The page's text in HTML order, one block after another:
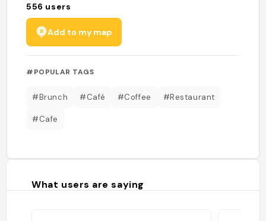
556 users
Add to my map
#POPULAR TAGS
#Brunch #Café #Coffee #Restaurant
#Cafe
What users are saying